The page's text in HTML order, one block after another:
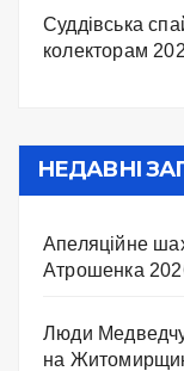
Суддівська
колекторам
НЕДАВНІ
Апеляційне
Атрошенка
Люди
на